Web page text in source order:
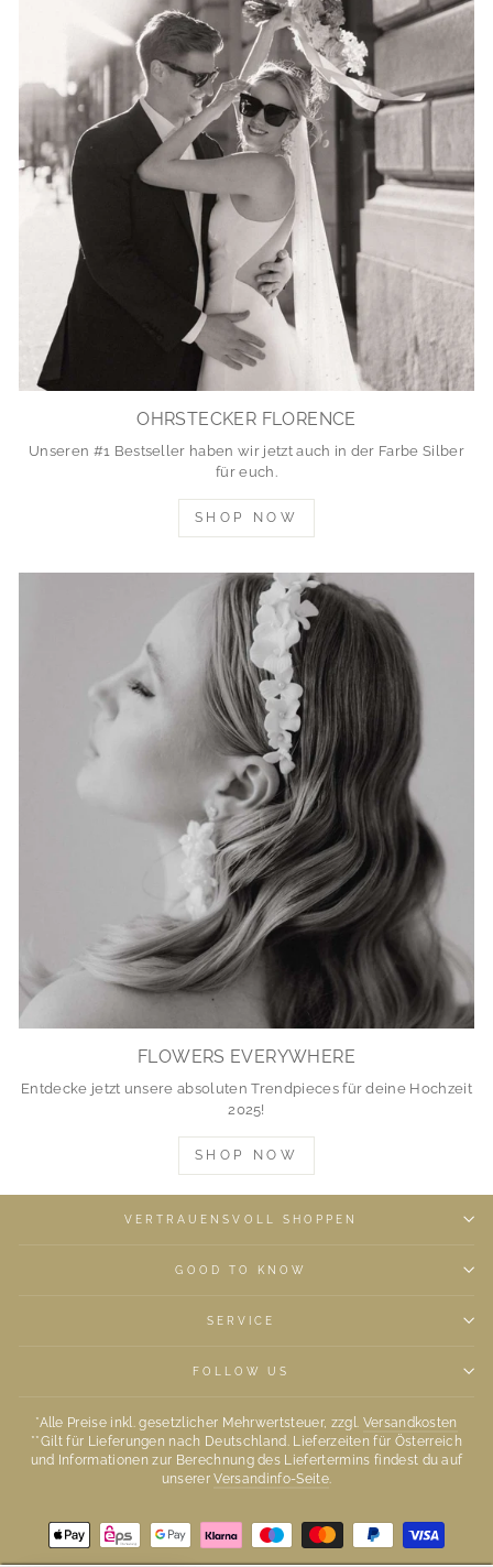
OHRSTECKER FLORENCE
Unseren #1 Bestseller haben wir jetzt auch in der Farbe Silber
für euch.
SHOP NOW
FLOWERS EVERYWHERE
Entdecke jetzt unsere absoluten Trendpieces für deine Hochzeit
2025!
SHOP NOW
VERTRAUENSVOLL SHOPPEN
GOOD TO KNOW
SERVICE
FOLLOW US
*Alle Preise inkl. gesetzlicher Mehrwertsteuer, zzgl. Versandkosten
**Gilt für Lieferungen nach Deutschland. Lieferzeiten für Österreich
und Informationen zur Berechnung des Liefertermins findest du auf
unsererVersandinfo-Seite.